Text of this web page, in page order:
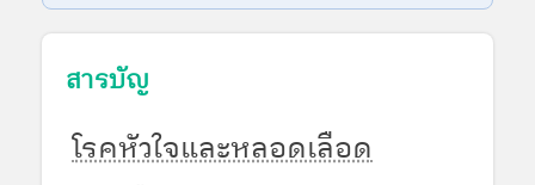
สารบัญ
โรคหัวใจและหลอดเลือด